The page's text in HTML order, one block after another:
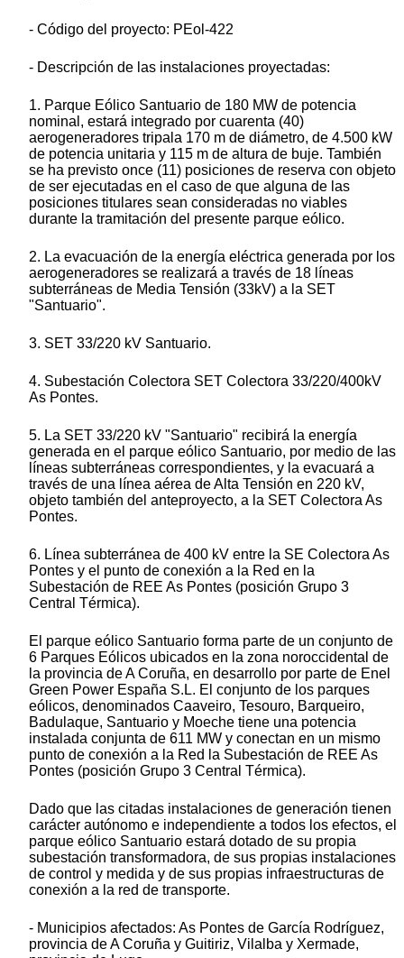
- Código del proyecto: PEol-422
- Descripción de las instalaciones proyectadas:
1. Parque Eólico Santuario de 180 MW de potencia
nominal, estará integrado por cuarenta (40)
aerogeneradores tripala 170 m de diámetro, de 4.500 kW
de potencia unitaria y 115 m de altura de buje. También
se ha previsto once (11) posiciones de reserva con objeto
de ser ejecutadas en el caso de que alguna de las
posiciones titulares sean consideradas no viables
durante la tramitación del presente parque eólico.
2. La evacuación de la energía eléctrica generada por los
aerogeneradores se realizará a través de 18 líneas
subterráneas de Media Tensión (33kV) a la SET
"Santuario".
3. SET 33/220 kV Santuario.
4. Subestación Colectora SET Colectora 33/220/400kV
As Pontes.
5. La SET 33/220 kV "Santuario" recibirá la energía
generada en el parque eólico Santuario, por medio de las
líneas subterráneas correspondientes, y la evacuará a
través de una línea aérea de Alta Tensión en 220 kV,
objeto también del anteproyecto, a la SET Colectora As
Pontes.
6. Línea subterránea de 400 kV entre la SE Colectora As
Pontes y el punto de conexión a la Red en la
Subestación de REE As Pontes (posición Grupo 3
Central Térmica).
El parque eólico Santuario forma parte de un conjunto de
6 Parques Eólicos ubicados en la zona noroccidental de
la provincia de A Coruña, en desarrollo por parte de Enel
Green Power España S.L. El conjunto de los parques
eólicos, denominados Caaveiro, Tesouro, Barqueiro,
Badulaque, Santuario y Moeche tiene una potencia
instalada conjunta de 611 MW y conectan en un mismo
punto de conexión a la Red la Subestación de REE As
Pontes (posición Grupo 3 Central Térmica).
Dado que las citadas instalaciones de generación tienen
carácter autónomo e independiente a todos los efectos, el
parque eólico Santuario estará dotado de su propia
subestación transformadora, de sus propias instalaciones
de control y medida y de sus propias infraestructuras de
conexión a la red de transporte.
- Municipios afectados: As Pontes de García Rodríguez,
provincia de A Coruña y Guitiriz, Vilalba y Xermade,